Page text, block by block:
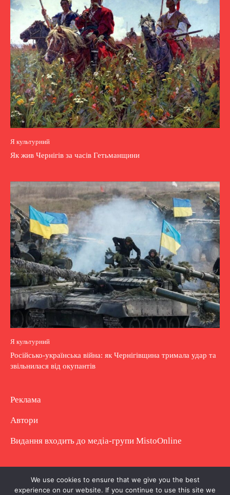
Я культурний
Як жив Чернігів за часів Гетьманщини
Я культурний
Російсько-українська війна: як Чернігівщина тримала удар та
звільнилася від окупантів
Реклама
Автори
Видання входить до медіа-групи MistoOnline
Copyright © Повне використання матеріалу
заборонено. Частково можна з гіперпосиланням.
We use cookies to ensure that we give you the best
experience on our website. If you continue to use this site we